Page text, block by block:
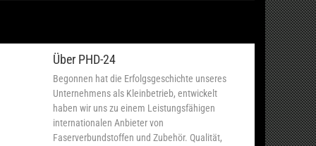
Über PHD-24
Begonnen hat die Erfolgsgeschichte unseres
Unternehmens als Kleinbetrieb, entwickelt
haben wir uns zu einem Leistungsfähigen
internationalen Anbieter von
Faserverbundstoffen und Zubehör. Qualität,